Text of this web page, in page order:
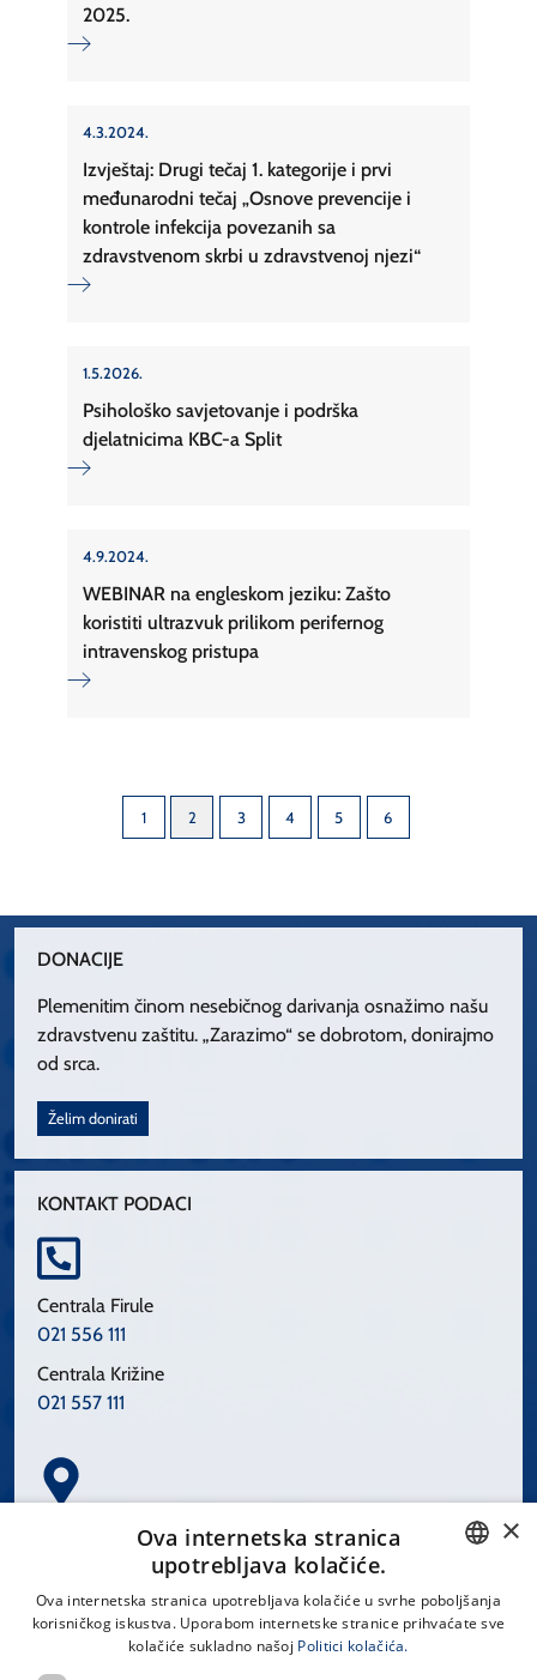
2025.
4.3.2024.
Izvještaj: Drugi tečaj 1. kategorije i prvi
međunarodni tečaj „Osnove prevencije i
kontrole infekcija povezanih sa
zdravstvenom skrbi u zdravstvenoj njezi“
1.5.2026.
Psihološko savjetovanje i podrška
djelatnicima KBC-a Split
4.9.2024.
WEBINAR na engleskom jeziku: Zašto
koristiti ultrazvuk prilikom perifernog
intravenskog pristupa
1 2 3 4 5 6
DONACIJE
Plemenitim činom nesebičnog darivanja osnažimo našu
zdravstvenu zaštitu. „Zarazimo“ se dobrotom, donirajmo
od srca.
Želim donirati
KONTAKT PODACI
Centrala Firule
021 556 111
Centrala Križine
021 557 111
Spinčićeva 1, 21000 Split
CROATIAN
×
Ova internetska stranica
upotrebljava kolačiće.
Ova internetska stranica upotrebljava kolačiće u svrhe poboljšanja
korisničkog iskustva. Uporabom internetske stranice prihvaćate sve
kolačiće sukladno našoj Politici kolačića.